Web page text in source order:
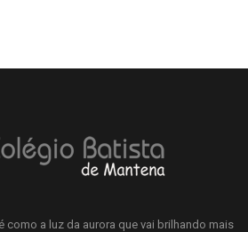
como a luz da aurora que vai brilhando mais